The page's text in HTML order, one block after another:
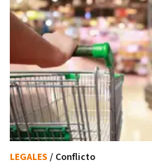
LEGALES / Conflicto